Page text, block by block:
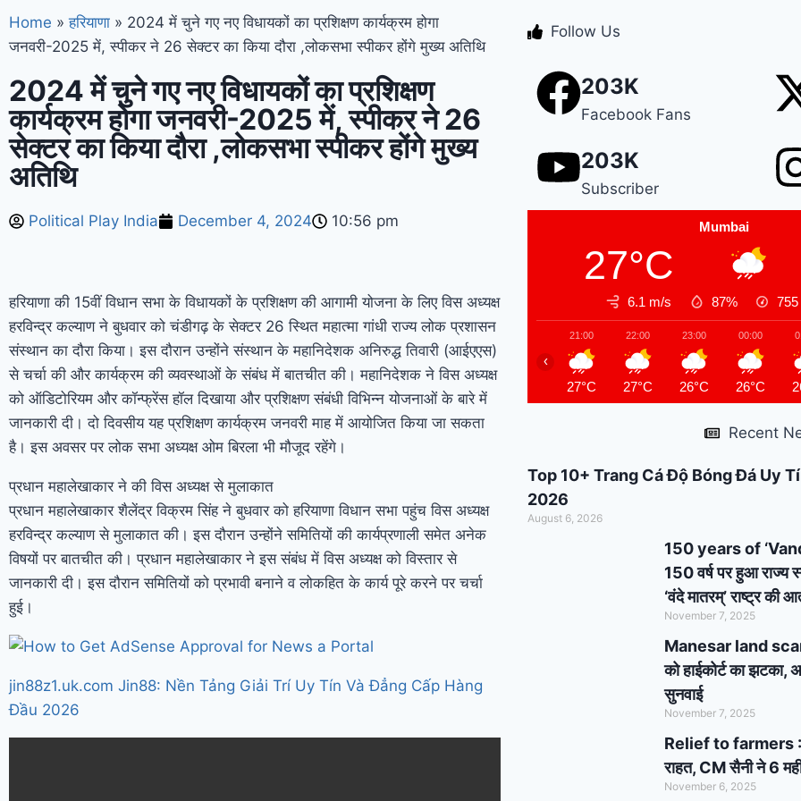
Manesar land scam
हुड्डा को हाईकोर्ट का
झटका, अब CBI की स्पेशल
कोर्ट में होगी सुनवाई
Relief
राहत, CM सैनी ने 6 महीने
के लिए बिजली बिल किया
माफ ! Elderly people
will get respect and
support : मोदी का यह
सम्मान और सहारा ! PM
Modi’s Haryana visit
finalized: इस दिन
Home » हरियाणा » 2024 में चुने गए नए विधायकों का प्रशिक्षण कार्यक्रम होगा
जनवरी-2025 में, स्पीकर ने 26 सेक्टर का किया दौरा ,लोकसभा स्पीकर होंगे मुख्य अतिथि
2024 में चुने गए नए विधायकों का प्रशिक्षण
कार्यक्रम होगा जनवरी-2025 में, स्पीकर ने 26
सेक्टर का किया दौरा ,लोकसभा स्पीकर होंगे मुख्य
अतिथि
Political Play India December 4, 2024 10:56 pm
हरियाणा की 15वीं विधान सभा के विधायकों के प्रशिक्षण की आगामी योजना के लिए विस अध्यक्ष
हरविन्द्र कल्याण ने बुधवार को चंडीगढ़ के सेक्टर 26 स्थित महात्मा गांधी राज्य लोक प्रशासन
संस्थान का दौरा किया। इस दौरान उन्होंने संस्थान के महानिदेशक अनिरुद्ध तिवारी (आईएएस)
से चर्चा की और कार्यक्रम की व्यवस्थाओं के संबंध में बातचीत की। महानिदेशक ने विस अध्यक्ष
को ऑडिटोरियम और कॉन्फ्रेंस हॉल दिखाया और प्रशिक्षण संबंधी विभिन्न योजनाओं के बारे में
जानकारी दी। दो दिवसीय यह प्रशिक्षण कार्यक्रम जनवरी माह में आयोजित किया जा सकता
है। इस अवसर पर लोक सभा अध्यक्ष ओम बिरला भी मौजूद रहेंगे।
प्रधान महालेखाकार ने की विस अध्यक्ष से मुलाकात
प्रधान महालेखाकार शैलेंद्र विक्रम सिंह ने बुधवार को हरियाणा विधान सभा पहुंच विस अध्यक्ष
हरविन्द्र कल्याण से मुलाकात की। इस दौरान उन्होंने समितियों की कार्यप्रणाली समेत अनेक
विषयों पर बातचीत की। प्रधान महालेखाकार ने इस संबंध में विस अध्यक्ष को विस्तार से
जानकारी दी। इस दौरान समितियों को प्रभावी बनाने व लोकहित के कार्य पूरे करने पर चर्चा
हुई।
jin88z1.uk.com Jin88: Nền Tảng Giải Trí Uy Tín Và Đẳng Cấp Hàng
Đầu 2026
Follow Us
203K
Facebook Fans
203K
Subscriber
Mumbai
27°C
6.1 m/s 87% 755
21:00
27°C
22:00
27°C
23:00
26°C
00:00
26°C
‹
Recent
Top 10+ Trang Cá Độ Bóng Đá Uy
2026
August 6, 2026
150 years of
150 वर्ष पर हुआ राज्य
‘वंदे मातरम्’ राष्ट्र की
November 7, 2025
Manesar land
को हाईकोर्ट का झटका,
सुनवाई
November 7, 2025
Relief to farmers :
राहत, CM सैनी ने 6
November 6, 2025